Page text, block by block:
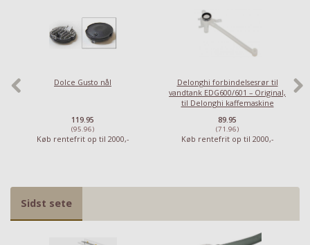
Dolce Gusto nål
119.95
(95.96)
Køb rentefrit op til 2000,-
Delonghi forbindelsesrør til
vandtank EDG600/601 – Original,
til Delonghi kaffemaskine
89.95
(71.96)
Køb rentefrit op til 2000,-
Sidst sete
Stort udvalg i ventilatorer
Se dem nu